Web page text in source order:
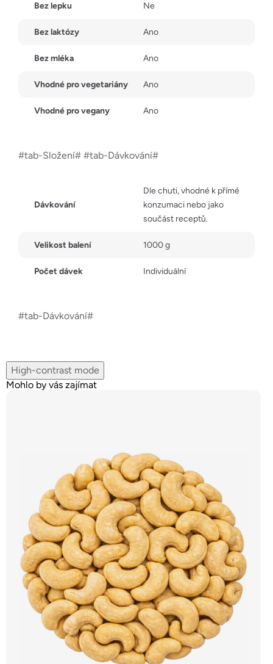
Bez lepku Ne
Bez laktózy Ano
Bez mléka Ano
Vhodné pro vegetariány Ano
Vhodné pro vegany Ano
#tab-Složení# #tab-Dávkování#
Dávkování
Dle chuti, vhodné k přímé
konzumaci nebo jako
součást receptů.
Velikost balení 1000 g
Počet dávek Individuální
#tab-Dávkování#
High-contrast mode
Mohlo by vás zajímat